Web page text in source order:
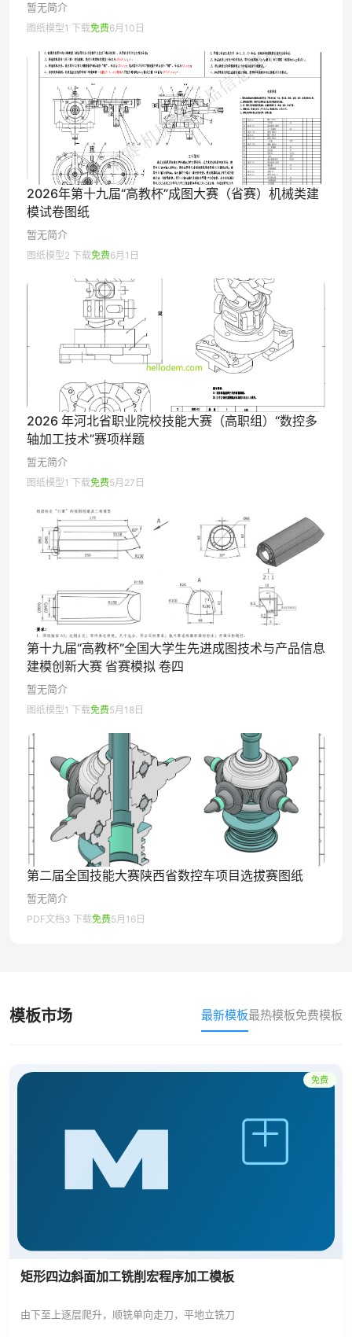
暂无简介
图纸模型1 下载免费6月10日
2026年第十九届“高教杯”成图大赛（省赛）机械类建
模试卷图纸
暂无简介
图纸模型2 下载免费6月1日
2026 年河北省职业院校技能大赛（高职组）“数控多
轴加工技术”赛项样题
暂无简介
图纸模型1 下载免费5月27日
第十九届“高教杯”全国大学生先进成图技术与产品信息
建模创新大赛 省赛模拟 卷四
暂无简介
图纸模型1 下载免费5月18日
第二届全国技能大赛陕西省数控车项目选拔赛图纸
暂无简介
PDF文档3 下载免费5月16日
模板市场 最新模板最热模板免费模板
免费
矩形四边斜面加工铣削宏程序加工模板
由下至上逐层爬升，顺铣单向走刀，平地立铣刀